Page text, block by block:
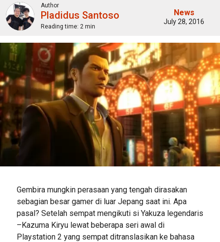
Author
Pladidus Santoso
Reading time: 2 min
News
July 28, 2016
Gembira mungkin perasaan yang tengah dirasakan
sebagian besar gamer di luar Jepang saat ini. Apa
pasal? Setelah sempat mengikuti si Yakuza legendaris
–Kazuma Kiryu lewat beberapa seri awal di
Playstation 2 yang sempat ditranslasikan ke bahasa